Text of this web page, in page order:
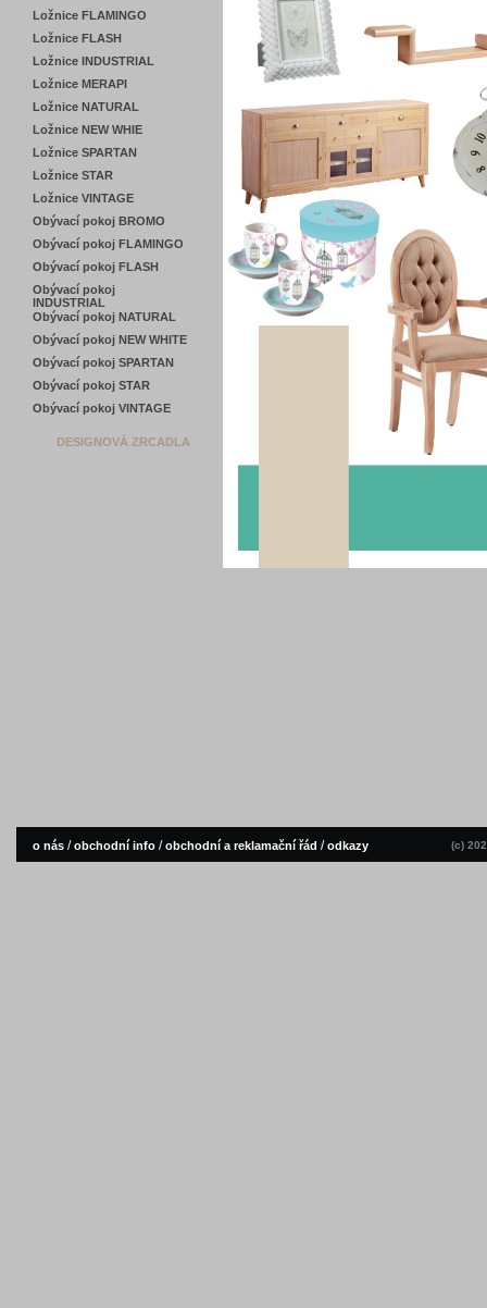
Ložnice FLAMINGO
Ložnice FLASH
Ložnice INDUSTRIAL
Ložnice MERAPI
Ložnice NATURAL
Ložnice NEW WHIE
Ložnice SPARTAN
Ložnice STAR
Ložnice VINTAGE
Obývací pokoj BROMO
Obývací pokoj FLAMINGO
Obývací pokoj FLASH
Obývací pokoj
INDUSTRIAL
Obývací pokoj NATURAL
Obývací pokoj NEW WHITE
Obývací pokoj SPARTAN
Obývací pokoj STAR
Obývací pokoj VINTAGE
DESIGNOVÁ ZRCADLA
o nás /obchodní info /obchodní a reklamační řád /odkazy (c)